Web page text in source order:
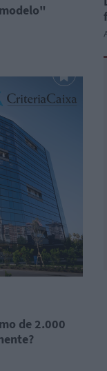
de 2.000